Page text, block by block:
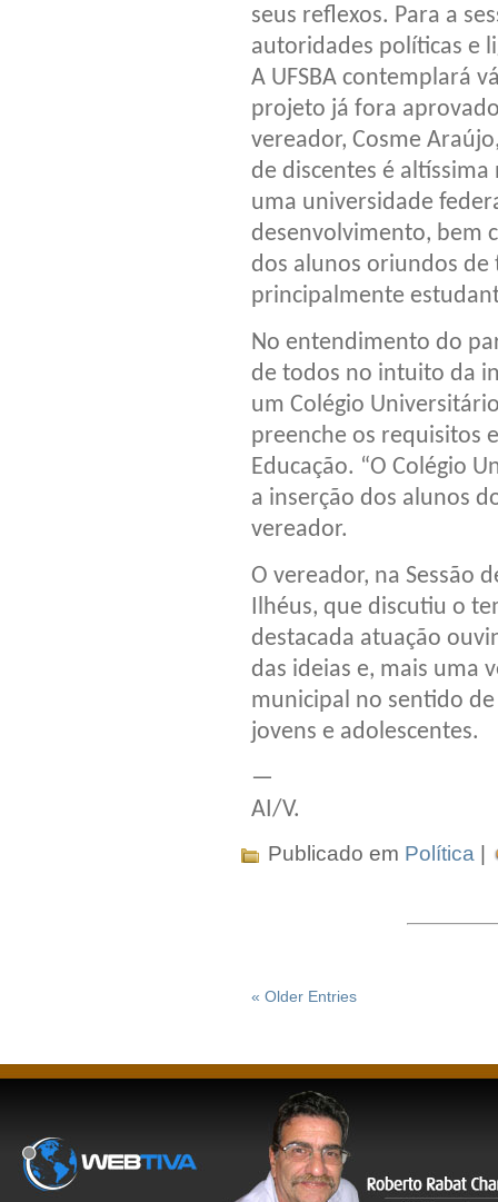
seus reflexos. Para a
autoridades políticas e
A UFSBA contemplará
projeto já fora
vereador, Cosme
de discentes é
uma universidade
desenvolvimento, bem
dos alunos oriundos de
principalmente
No entendimento do
de todos no intuito da
um Colégio
preenche os requisitos
Educação. “O Colégio
a inserção dos alunos
vereador.
O vereador, na Sessão
Ilhéus, que discutiu o
destacada atuação
das ideias e, mais uma
municipal no sentido
jovens e adolescentes.
—
AI/V.
Publicado em Política
« Older Entries